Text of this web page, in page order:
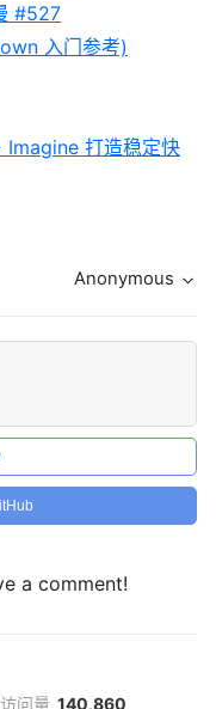
#527
入门参考)
打造稳定快
Anonymous
a comment!
问量 140,860